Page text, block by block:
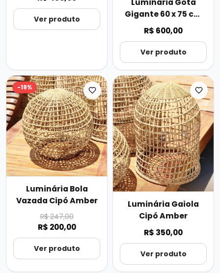
Ver produto
Luminária Gota
Gigante 60 x 75 cm
em Cipó Raspado
R$ 600,00
Ver produto
-19%
Luminária Bola
Vazada Cipó Amber
R$ 247,00
R$ 200,00
Ver produto
Luminária Gaiola
Cipó Amber
R$ 350,00
Ver produto